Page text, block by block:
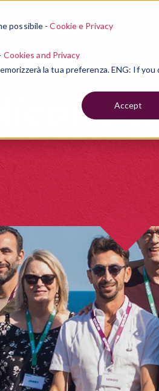
possibile -Cookie e Privacy
Cookies and Privacy
la tua preferenza. ENG: If you
Accept
L'OFFERTA
dicono